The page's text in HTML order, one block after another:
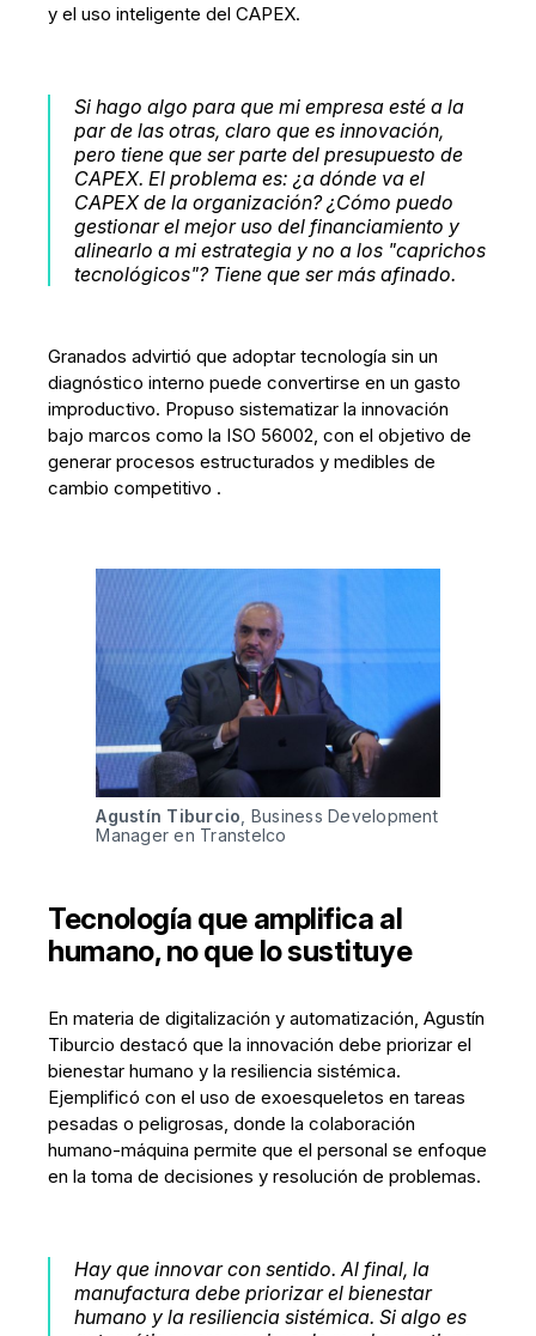
y el uso inteligente del CAPEX.
Si hago algo para que mi empresa esté a la
par de las otras, claro que es innovación,
pero tiene que ser parte del presupuesto de
CAPEX. El problema es: ¿a dónde va el
CAPEX de la organización? ¿Cómo puedo
gestionar el mejor uso del financiamiento y
alinearlo a mi estrategia y no a los "caprichos
tecnológicos"? Tiene que ser más afinado.
Granados advirtió que adoptar tecnología sin un
diagnóstico interno puede convertirse en un gasto
improductivo. Propuso sistematizar la innovación
bajo marcos como la ISO 56002, con el objetivo de
generar procesos estructurados y medibles de
cambio competitivo .
Agustín Tiburcio , Business Development
Manager en Transtelco
Tecnología que amplifica al
humano, no que lo sustituye
En materia de digitalización y automatización, Agustín
Tiburcio destacó que la innovación debe priorizar el
bienestar humano y la resiliencia sistémica.
Ejemplificó con el uso de exoesqueletos en tareas
pesadas o peligrosas, donde la colaboración
humano-máquina permite que el personal se enfoque
en la toma de decisiones y resolución de problemas.
Hay que innovar con sentido. Al final, la
manufactura debe priorizar el bienestar
humano y la resiliencia sistémica. Si algo es